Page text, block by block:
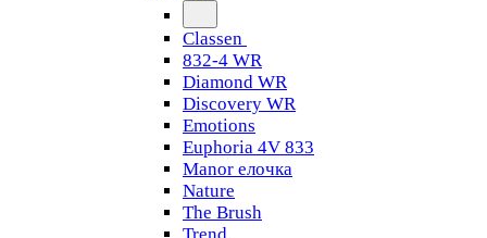
Classen
832-4 WR
Diamond WR
Discovery WR
Emotions
Euphoria 4V 833
Manor елочка
Nature
The Brush